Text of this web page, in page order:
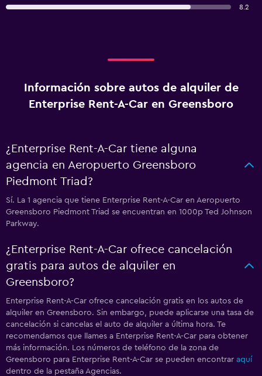
8.2
Información sobre autos de alquiler de
Enterprise Rent-A-Car en Greensboro
¿Enterprise Rent-A-Car tiene alguna
agencia en Aeropuerto Greensboro
Piedmont Triad?
Sí. La 1 agencia que tiene Enterprise Rent-A-Car en Aeropuerto
Greensboro Piedmont Triad se encuentran en 1000p Ted Johnson
Parkway.
¿Enterprise Rent-A-Car ofrece cancelación
gratis para autos de alquiler en
Greensboro?
Enterprise Rent-A-Car ofrece cancelación gratis en los autos de
alquiler en Greensboro. Sin embargo, puede aplicarse una tasa de
cancelación si cancelas el auto de alquiler a última hora. Te
recomendamos que llames a Enterprise Rent-A-Car para obtener
más información. Los números de teléfono de la zona de
Greensboro para Enterprise Rent-A-Car se pueden encontrar aquí
dentro de la pestaña Agencias.